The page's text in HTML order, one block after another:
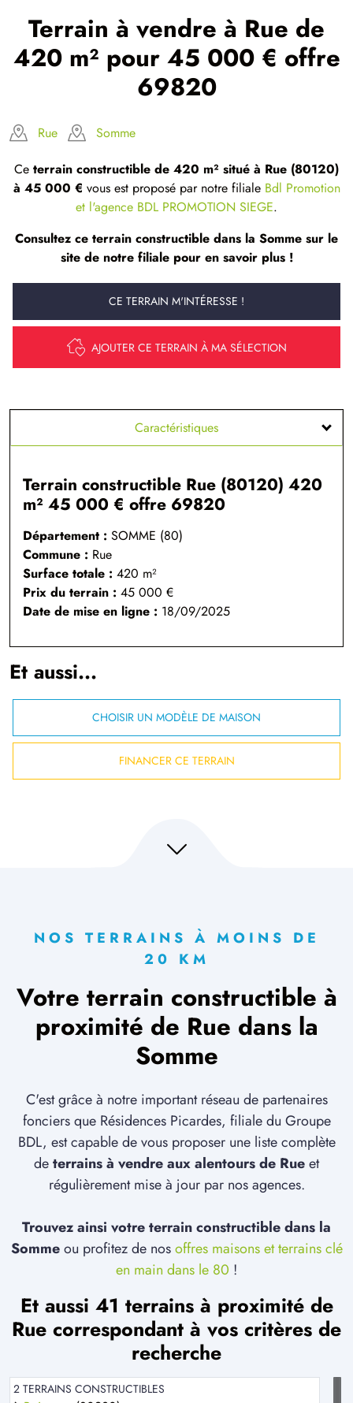
Terrain à vendre à Rue de
420 m² pour 45 000 € offre
69820
Rue Somme
Ce terrain constructible de 420 m² situé à Rue (80120)
à 45 000 € vous est proposé par notre filiale Bdl Promotion
et l'agence BDL PROMOTION SIEGE.
Consultez ce terrain constructible dans la Somme sur le
site de notre filiale pour en savoir plus !
CE TERRAIN M'INTÉRESSE !
AJOUTER CE TERRAIN À MA SÉLECTION
Caractéristiques
Terrain constructible Rue (80120) 420
m² 45 000 € offre 69820
Département : SOMME (80)
Commune : Rue
Surface totale : 420 m²
Prix du terrain : 45 000 €
Date de mise en ligne : 18/09/2025
Et aussi...
CHOISIR UN MODÈLE DE MAISON
FINANCER CE TERRAIN
NOS TERRAINS À MOINS DE
20 KM
Votre terrain constructible à
proximité de Rue dans la
Somme
C'est grâce à notre important réseau de partenaires
fonciers que Résidences Picardes, filiale du Groupe
BDL, est capable de vous proposer une liste complète
deterrains à vendre aux alentours de Rueet
régulièrement mise à jour par nos agences.
Trouvez ainsi votre terrain constructible dans la
Sommeou profitez de nosoffres maisons et terrains clé
en main dans le 80 !
Et aussi 41 terrains à proximité de
Rue correspondant à vos critères de
recherche
2 TERRAINS CONSTRUCTIBLES